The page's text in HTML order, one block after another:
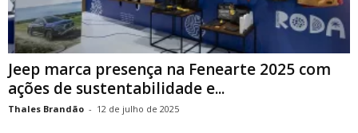
Jeep marca presença na Fenearte 2025 com
ações de sustentabilidade e...
Thales Brandão - 12 de julho de 2025